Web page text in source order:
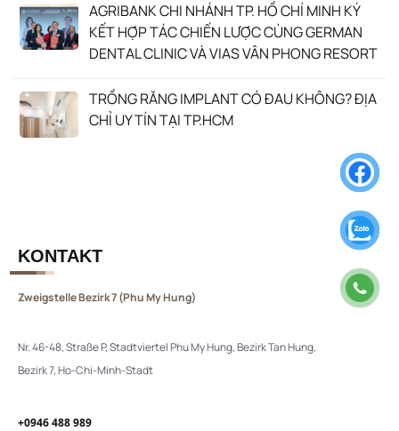
AGRIBANK CHI NHÁNH TP. HỒ CHÍ MINH KÝ
KẾT HỢP TÁC CHIẾN LƯỢC CÙNG GERMAN
DENTAL CLINIC VÀ VIAS VÂN PHONG RESORT
TRỒNG RĂNG IMPLANT CÓ ĐAU KHÔNG? ĐỊA
CHỈ UY TÍN TẠI TP.HCM
KONTAKT
Zweigstelle Bezirk 7 (Phu My Hung)
Nr. 46-48, Straße P, Stadtviertel Phu My Hung, Bezirk Tan Hung,
Bezirk 7, Ho-Chi-Minh-Stadt
+0946 488 989